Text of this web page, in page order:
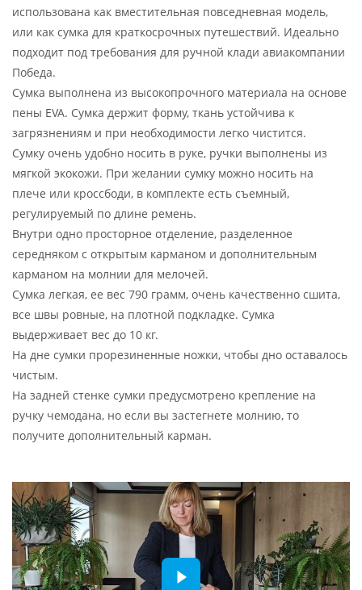
использована как вместительная повседневная модель,
или как сумка для краткосрочных путешествий. Идеально
подходит под требования для ручной клади авиакомпании
Победа.
Сумка выполнена из высокопрочного материала на основе
пены EVA. Сумка держит форму, ткань устойчива к
загрязнениям и при необходимости легко чистится.
Сумку очень удобно носить в руке, ручки выполнены из
мягкой экокожи. При желании сумку можно носить на
плече или кроссбоди, в комплекте есть съемный,
регулируемый по длине ремень.
Внутри одно просторное отделение, разделенное
середняком с открытым карманом и дополнительным
карманом на молнии для мелочей.
Сумка легкая, ее вес 790 грамм, очень качественно сшита,
все швы ровные, на плотной подкладке. Сумка
выдерживает вес до 10 кг.
На дне сумки прорезиненные ножки, чтобы дно оставалось
чистым.
На задней стенке сумки предусмотрено крепление на
ручку чемодана, но если вы застегнете молнию, то
получите дополнительный карман.